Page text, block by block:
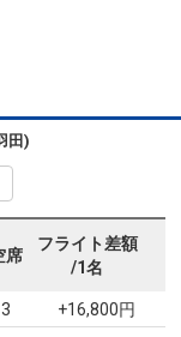
田)
席
フライト差額
/1名
4
+4,900円
3 +16,800円